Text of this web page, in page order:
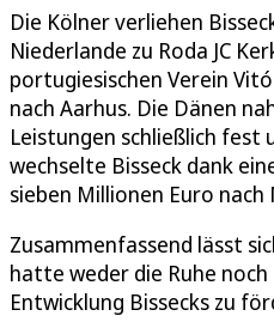
Die Kölner verliehen
Niederlande zu Roda JC
portugiesischen Verein
nach Aarhus. Die Dänen
Leistungen schließlich fest
wechselte Bisseck dank
sieben Millionen Euro nach
Zusammenfassend lässt
hatte weder die Ruhe
Entwicklung Bissecks zu